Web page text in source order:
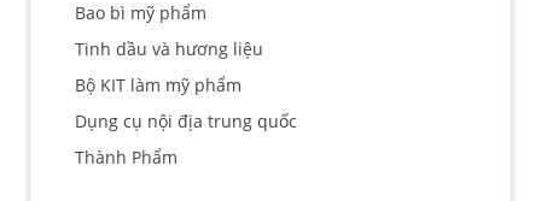
Bao bì mỹ phẩm
Tinh dầu và hương liệu
Bộ KIT làm mỹ phẩm
Dụng cụ nội địa trung quốc
Thành Phẩm